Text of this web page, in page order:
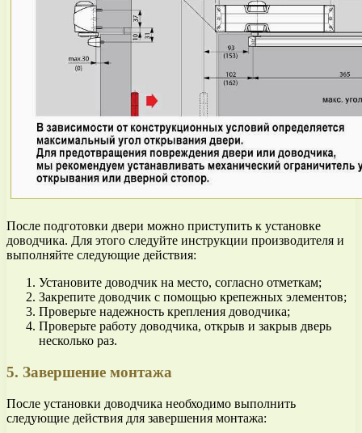
После подготовки двери можно приступить к установке
доводчика. Для этого следуйте инструкции производителя и
выполняйте следующие действия:
Установите доводчик на место, согласно отметкам;
Закрепите доводчик с помощью крепежных элементов;
Проверьте надежность крепления доводчика;
Проверьте работу доводчика, открыв и закрыв дверь
несколько раз.
5. Завершение монтажа
После установки доводчика необходимо выполнить
следующие действия для завершения монтажа: